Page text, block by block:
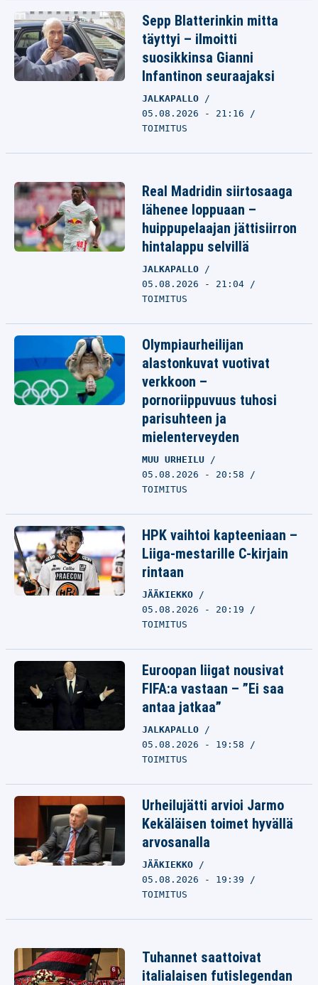
Sepp Blatterinkin mitta
täyttyi – ilmoitti
suosikkinsa Gianni
Infantinon seuraajaksi
JALKAPALLO
05.08.2026 - 21:16
TOIMITUS
Real Madridin siirtosaaga
lähenee loppuaan –
huippupelaajan jättisiirron
hintalappu selvillä
JALKAPALLO
05.08.2026 - 21:04
TOIMITUS
Olympiaurheilijan
alastonkuvat vuotivat
verkkoon –
pornoriippuvuus tuhosi
parisuhteen ja
mielenterveyden
MUU URHEILU
05.08.2026 - 20:58
TOIMITUS
HPK vaihtoi kapteeniaan –
Liiga-mestarille C-kirjain
rintaan
JÄÄKIEKKO
05.08.2026 - 20:19
TOIMITUS
Euroopan liigat nousivat
FIFA:a vastaan – ”Ei saa
antaa jatkaa”
JALKAPALLO
05.08.2026 - 19:58
TOIMITUS
Urheilujätti arvioi Jarmo
Kekäläisen toimet hyvällä
arvosanalla
JÄÄKIEKKO
05.08.2026 - 19:39
TOIMITUS
Tuhannet saattoivat
italialaisen futislegendan